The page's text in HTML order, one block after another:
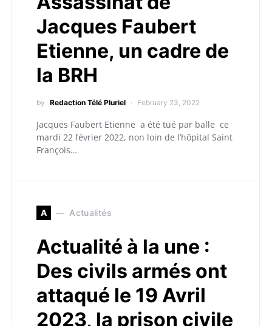
Jacques Faubert
Etienne, un cadre de
la BRH
by Redaction Télé Pluriel February 23, 2022
Jacques Faubert Etienne a été tué par balle ce
mardi 22 février 2022, non loin de l’hôpital Saint
François…
A Actualités
Actualité à la une :
Des civils armés ont
attaqué le 19 Avril
2023, la prison civile